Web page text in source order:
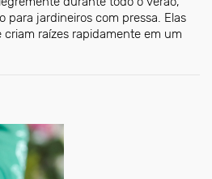
para jardineiros com pressa. Elas
raízes rapidamente em um